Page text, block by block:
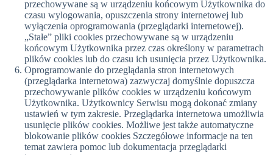
przechowywane są w urządzeniu końcowym Użytkownika do
czasu wylogowania, opuszczenia strony internetowej lub
wyłączenia oprogramowania (przeglądarki internetowej).
„Stałe” pliki cookies przechowywane są w urządzeniu
końcowym Użytkownika przez czas określony w parametrach
plików cookies lub do czasu ich usunięcia przez Użytkownika.
Oprogramowanie do przeglądania stron internetowych
(przeglądarka internetowa) zazwyczaj domyślnie dopuszcza
przechowywanie plików cookies w urządzeniu końcowym
Użytkownika. Użytkownicy Serwisu mogą dokonać zmiany
ustawień w tym zakresie. Przeglądarka internetowa umożliwia
usunięcie plików cookies. Możliwe jest także automatyczne
blokowanie plików cookies Szczegółowe informacje na ten
temat zawiera pomoc lub dokumentacja przeglądarki